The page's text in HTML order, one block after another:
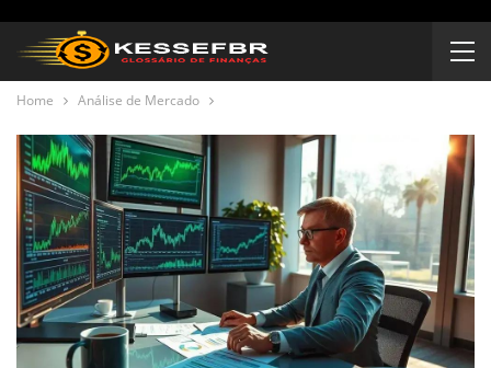
Home Análise de Mercado